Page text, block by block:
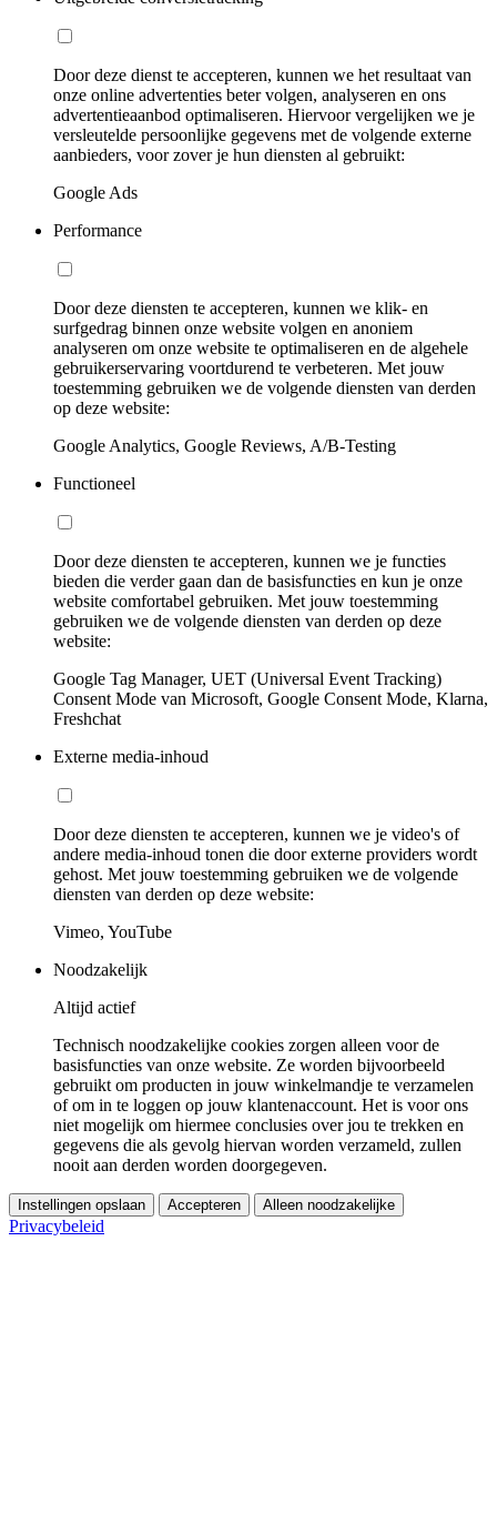
Door deze dienst te accepteren, kunnen we het resultaat van
onze online advertenties beter volgen, analyseren en ons
advertentieaanbod optimaliseren. Hiervoor vergelijken we je
versleutelde persoonlijke gegevens met de volgende externe
aanbieders, voor zover je hun diensten al gebruikt:
Google Ads
Performance
Door deze diensten te accepteren, kunnen we klik- en
surfgedrag binnen onze website volgen en anoniem
analyseren om onze website te optimaliseren en de algehele
gebruikerservaring voortdurend te verbeteren. Met jouw
toestemming gebruiken we de volgende diensten van derden
op deze website:
Google Analytics, Google Reviews, A/B-Testing
Functioneel
Door deze diensten te accepteren, kunnen we je functies
bieden die verder gaan dan de basisfuncties en kun je onze
website comfortabel gebruiken. Met jouw toestemming
gebruiken we de volgende diensten van derden op deze
website:
Google Tag Manager, UET (Universal Event Tracking)
Consent Mode van Microsoft, Google Consent Mode, Klarna,
Freshchat
Externe media-inhoud
Door deze diensten te accepteren, kunnen we je video's of
andere media-inhoud tonen die door externe providers wordt
gehost. Met jouw toestemming gebruiken we de volgende
diensten van derden op deze website:
Vimeo, YouTube
Noodzakelijk
Altijd actief
Technisch noodzakelijke cookies zorgen alleen voor de
basisfuncties van onze website. Ze worden bijvoorbeeld
gebruikt om producten in jouw winkelmandje te verzamelen
of om in te loggen op jouw klantenaccount. Het is voor ons
niet mogelijk om hiermee conclusies over jou te trekken en
gegevens die als gevolg hiervan worden verzameld, zullen
nooit aan derden worden doorgegeven.
Instellingen opslaan Accepteren Alleen noodzakelijke
Privacybeleid